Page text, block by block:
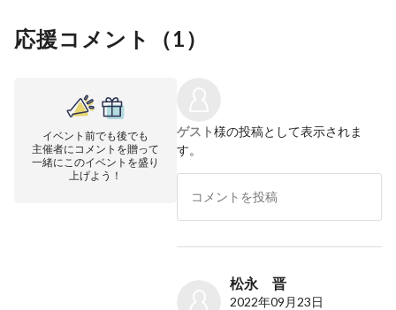
応援コメント（1）
イベント前でも後でも
主催者にコメントを贈って
一緒にこのイベントを盛り
上げよう！
ゲスト様の投稿として表示されま
す。
松永 晋
2022年09月23日